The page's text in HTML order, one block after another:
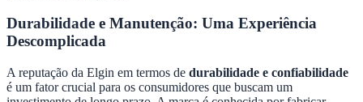
Durabilidade e Manutenção: Uma Experiência
Descomplicada
A reputação da Elgin em termos de durabilidade e confiabilidade
é um fator crucial para os consumidores que buscam um